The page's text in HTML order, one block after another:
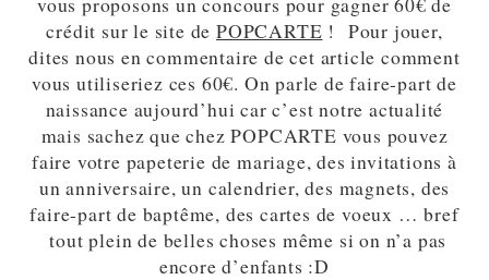
crédit sur le site dePOPCARTE ! Pour jouer,
dites nous en commentaire de cet article comment
vous utiliseriez ces 60€. On parle de faire-part de
naissance aujourd’hui car c’est notre actualité
mais sachez que chez POPCARTE vous pouvez
faire votre papeterie de mariage, des invitations à
un anniversaire, un calendrier, des magnets, des
faire-part de baptême, des cartes de voeux … bref
tout plein de belles choses même si on n’a pas
encore d’enfants :D